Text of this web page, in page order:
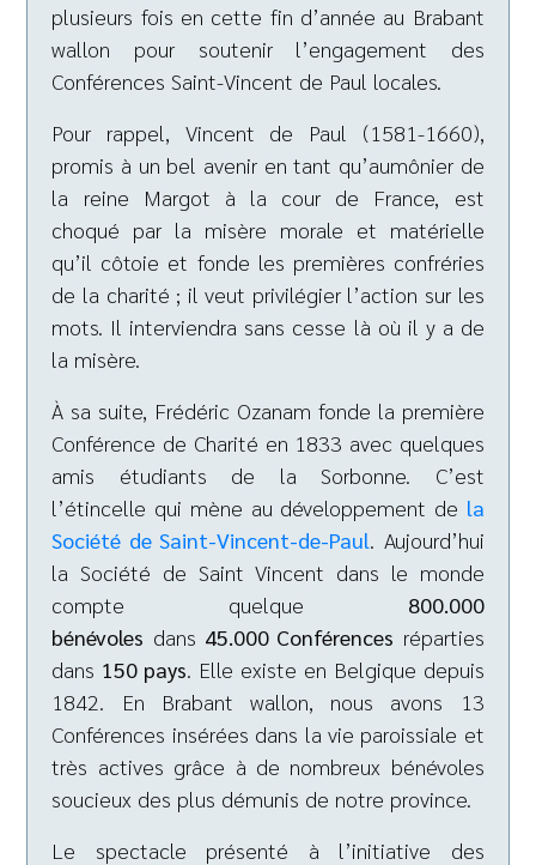
plusieurs fois en cette fin d’année au Brabant
wallon pour soutenir l’engagement des
Conférences Saint-Vincent de Paul locales.
Pour rappel, Vincent de Paul (1581-1660),
promis à un bel avenir en tant qu’aumônier de
la reine Margot à la cour de France, est
choqué par la misère morale et matérielle
qu’il côtoie et fonde les premières confréries
de la charité ; il veut privilégier l’action sur les
mots. Il interviendra sans cesse là où il y a de
la misère.
À sa suite, Frédéric Ozanam fonde la première
Conférence de Charité en 1833 avec quelques
amis étudiants de la Sorbonne. C’est
l’étincelle qui mène au développement de la
Société de Saint-Vincent-de-Paul . Aujourd’hui
la Société de Saint Vincent dans le monde
compte quelque 800. 000
bénévoles dans 45.000 Conférences réparties
dans 150 pays . Elle existe en Belgique depuis
1842. En Brabant wallon, nous avons 13
Conférences insérées dans la vie paroissiale et
très actives grâce à de nombreux bénévoles
soucieux des plus démunis de notre province.
Le spectacle présenté à l’initiative des